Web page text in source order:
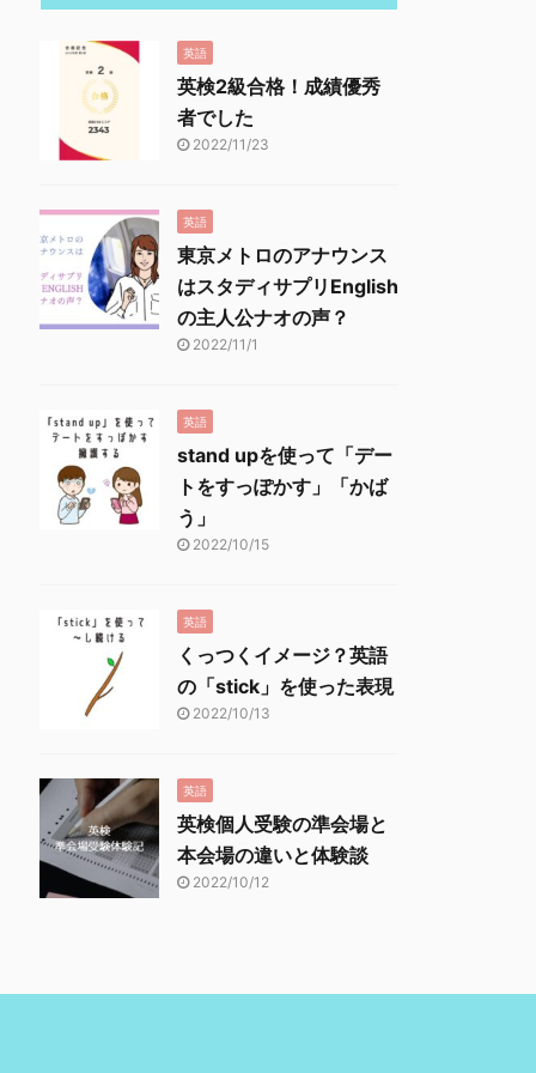
英語
英検2級合格！成績優秀
者でした
2022/11/23
英語
東京メトロのアナウンス
はスタディサプリEnglish
の主人公ナオの声？
2022/11/1
英語
stand upを使って「デー
トをすっぽかす」「かば
う」
2022/10/15
英語
くっつくイメージ？英語
の「stick」を使った表現
2022/10/13
英語
英検個人受験の準会場と
本会場の違いと体験談
2022/10/12